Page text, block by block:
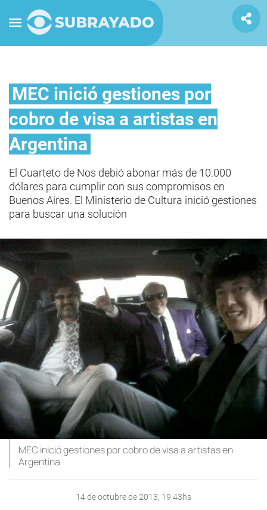
MEC inició gestiones por
cobro de visa a artistas en
Argentina
El Cuarteto de Nos debió abonar más de 10.000
dólares para cumplir con sus compromisos en
Buenos Aires. El Ministerio de Cultura inició gestiones
para buscar una solución
MEC inició gestiones por cobro de visa a artistas en
Argentina
14 de octubre de 2013, 19:43hs